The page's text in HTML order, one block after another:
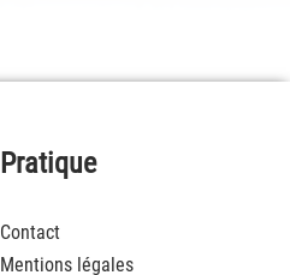
Pratique
Contact
Mentions légales